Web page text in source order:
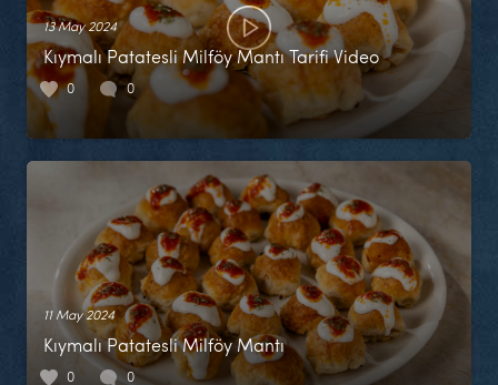
13 May 2024
Kıymalı Patatesli Milföy Mantı Tarifi Video
0 0
11 May 2024
Kıymalı Patatesli Milföy Mantı
0 0